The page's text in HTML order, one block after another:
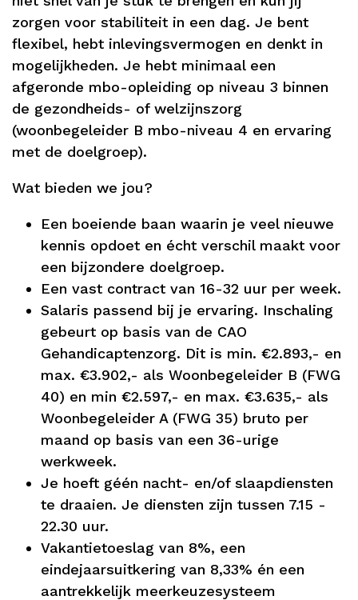
zorgen voor stabiliteit in een dag. Je bent
flexibel, hebt inlevingsvermogen en denkt in
mogelijkheden. Je hebt minimaal een
afgeronde mbo-opleiding op niveau 3 binnen
de gezondheids- of welzijnszorg
(woonbegeleider B mbo-niveau 4 en ervaring
met de doelgroep).
Wat bieden we jou?
Een boeiende baan waarin je veel nieuwe
kennis opdoet en écht verschil maakt voor
een bijzondere doelgroep.
Een vast contract van 16-32 uur per week.
Salaris passend bij je ervaring. Inschaling
gebeurt op basis van de CAO
Gehandicaptenzorg. Dit is min. €2.893,- en
max. €3.902,- als Woonbegeleider B (FWG
40) en min €2.597,- en max. €3.635,- als
Woonbegeleider A (FWG 35) bruto per
maand op basis van een 36-urige
werkweek.
Je hoeft géén nacht- en/of slaapdiensten
te draaien. Je diensten zijn tussen 7.15 -
22.30 uur.
Vakantietoeslag van 8%, een
eindejaarsuitkering van 8,33% én een
aantrekkelijk meerkeuzesysteem